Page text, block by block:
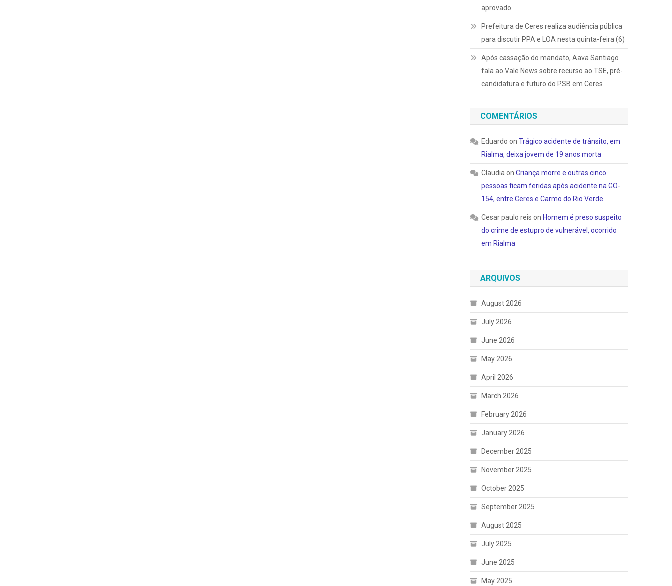
aprovado
Prefeitura de Ceres realiza audiência pública
para discutir PPA e LOA nesta quinta-feira (6)
Após cassação do mandato, Aava Santiago
fala ao Vale News sobre recurso ao TSE, pré-
candidatura e futuro do PSB em Ceres
COMENTÁRIOS
Eduardo onTrágico acidente de trânsito, em
Rialma, deixa jovem de 19 anos morta
ClaudiaonCriança morre e outras cinco
pessoas ficam feridas após acidente na GO-
154, entre Ceres e Carmo do Rio Verde
Cesar paulo reis on Homem é preso suspeito
do crime de estupro de vulnerável, ocorrido
em Rialma
ARQUIVOS
August 2026
July 2026
June 2026
May 2026
April 2026
March 2026
February 2026
January 2026
December 2025
November 2025
October 2025
September 2025
August 2025
July 2025
June 2025
May 2025